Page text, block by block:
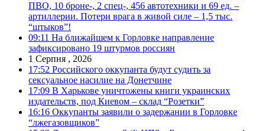
ПВО, 10 броне-, 2 спец-, 456 автотехники и 69 ед. –
артиллерии. Потери врага в живой силе – 1,5 тыс.
“штыков”!
09:11 На ближайшем к Горловке направление
зафиксировано 19 штурмов россиян
1 Серпня , 2026
17:52 Российского оккупанта будут судить за
сексуальное насилие на Донетчине
17:09 В Харькове уничтожены книги украинских
издательств, под Киевом – склад “Розетки”
16:16 Оккупанты заявили о задержании в Горловке
“лжегазовщиков”